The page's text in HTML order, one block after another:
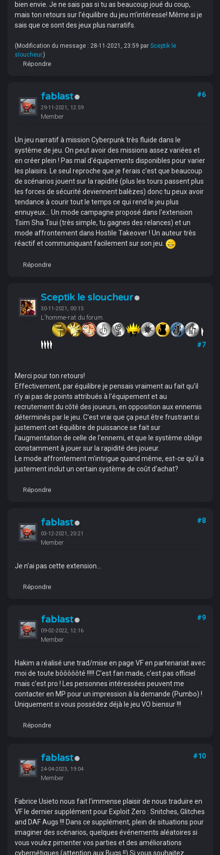
bien envie. Je ne sais pas si tu as beaucoup joué du coup,
mais ton retours sur l'équilibre du jeu m’intéresse! Même si je
sais que ce sont des jeux plus narratifs.
(Modification du message : 28-11-2021, 23:59 par Sceptik le
sloucheur.)
Répondre
fablast
29-11-2021, 12:59
Member
#6
Un jeu narratif à mission Cyberpunk très fluide dans le
système de jeu. On peut avoir des missions assez variées et
en créer plein ! Pas mal d'équipements disponibles pour varier
les plaisirs. Le seul reproche que je ferais c'est que beaucoup
de scénarios jouent sur la rapidité (plus les tours passent plus
les forces de sécurité deviennent balèzes) donc tu peux avoir
tendance à courir tout le temps ce qui rend le jeu plus
ennuyeux... Un mode campagne proposé dans l'extension
Tsim Sha Tsui (très simple, tu gagnes des relances) et un
mode affrontement dans Hostile Takeover ! Un auteur très
réactif et communiquant facilement sur son jeu.
Répondre
Sceptik le sloucheur
30-11-2021, 00:15
L'homme-rat du forum.
#7
Merci pour ton retours!
Effectivement, par équilibre je pensais vraiment au fait qu'il
n'y ai pas de points attribués à l'équipement et au
recrutement du côté des joueurs, en opposition aux ennemis
déterminés par le jeu. C'est vrai que ça peut être frustrant si
justement cet équilibre de puissance se fait sur
l'augmentation de celle de l'ennemi, et que le système oblige
constamment à jouer sur la rapidité des joueur.
Le mode affrontement m'intrigue quand même, est-ce qu'il a
justement inclut un certain système de coût d'achat?
Répondre
fablast
03-12-2021, 20:21
Member
#8
Je n'ai pas cette extension...
Répondre
fablast
09-02-2022, 12:16
Member
#9
Hakim a réalisé une trad/mise en page VF en partenariat avec
moi de toute bôôôôôté !!!!! C'est fan made, c'est pas officiel
mais c'est pro ! Les personnes intéressées peuvent me
contacter en MP pour un impression à la demande (Pumbo) !
Uniquement si vous possédez déjà le jeu VO biensur !!!
Répondre
fablast
24-04-2023, 19:04
Member
#10
Fabrice Usieto nous fait l'immense plaisir de nous traduire en
VF le dernier supplément pour Exploit Zero : Snitches, Glitches
and DAF Augs !!! Dans ce supplément, plein de situations pour
imaginer des scénarios, quelques événements aléatoires si
vous voulez pimenter vos parties et des améliorations
cybernétiques (attention aux Bugs !!).Si vous souhaitez